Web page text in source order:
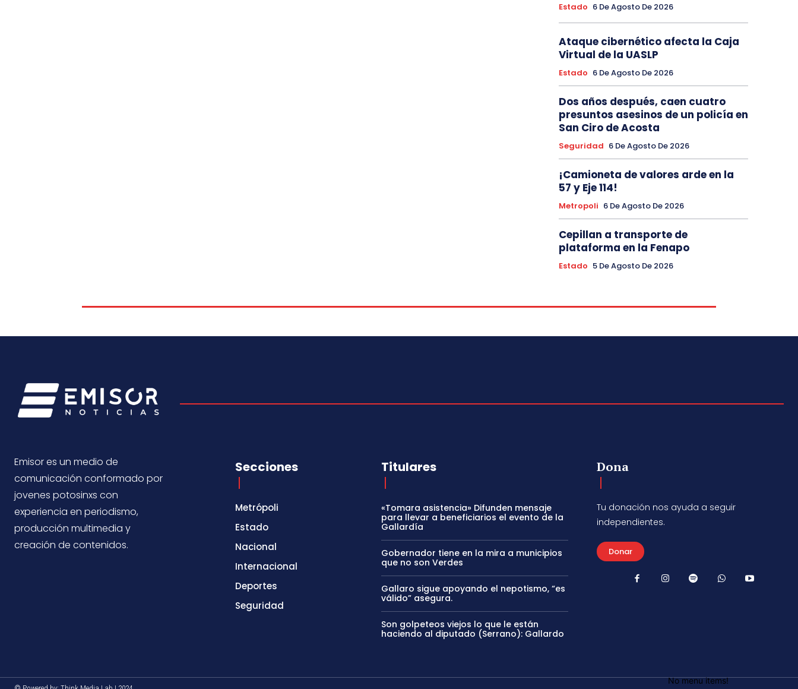
Estado 6 De Agosto De 2026
Ataque cibernético afecta la Caja
Virtual de la UASLP
Estado 6 De Agosto De 2026
Dos años después, caen cuatro
presuntos asesinos de un policía en
San Ciro de Acosta
Seguridad 6 De Agosto De 2026
¡Camioneta de valores arde en la
57 y Eje 114!
Metropoli 6 De Agosto De 2026
Cepillan a transporte de
plataforma en la Fenapo
Estado 5 De Agosto De 2026
Emisor es un medio de
comunicación conformado por
jovenes potosinxs con
experiencia en periodismo,
producción multimedia y
creación de contenidos.
Secciones
Metrópoli
Estado
Nacional
Internacional
Deportes
Seguridad
Titulares
«Tomara asistencia» Difunden mensaje
para llevar a beneficiarios el evento de la
Gallardía
Gobernador tiene en la mira a municipios
que no son Verdes
Gallaro sigue apoyando el nepotismo, “es
válido” asegura.
Son golpeteos viejos lo que le están
haciendo al diputado (Serrano): Gallardo
Dona
Tu donación nos ayuda a seguir
independientes.
Donar
No menu items!